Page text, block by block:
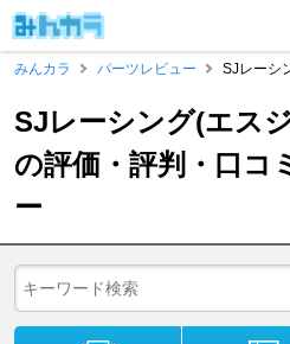
みんカラ
パーツレビュー SJレーシ
SJレーシング(エス
の評価・評判・口コ
ー